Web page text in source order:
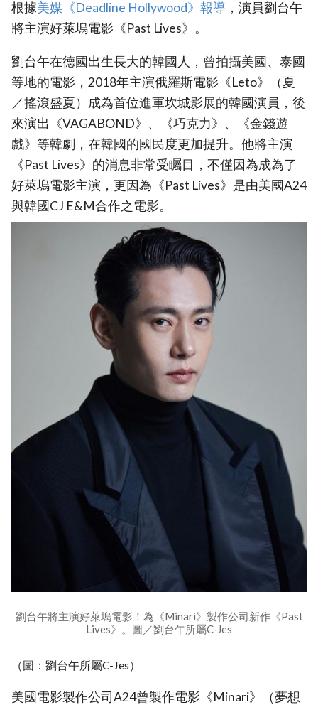
根據‎美媒《Deadline Hollywood》報導 ，演員劉台午
將主演好萊塢電影《Past Lives》。
劉台午在德國出生長大的韓國人，曾拍攝美國、泰國
等地的電影，2018年主演俄羅斯電影《Leto》（夏
／搖滾盛夏）成為首位進軍坎城影展的韓國演員，後
來演出《VAGABOND》、《巧克力》、《金錢遊
戲》等韓劇，在韓國的國民度更加提升。他將主演
《Past Lives》的消息非常受矚目，不僅因為成為了
好萊塢電影主演，更因為《Past Lives》是由美國A24
與韓國CJ E&M合作之電影。
劉台午將主演好萊塢電影！為《Minari》製作公司新作《Past
Lives》。圖／劉台午所屬C-Jes
（圖：劉台午所屬C-Jes）
美國電影製作公司A24曾製作電影《Minari》（夢想